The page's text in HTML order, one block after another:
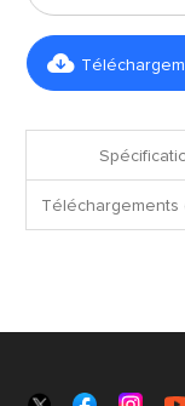

Téléchargements